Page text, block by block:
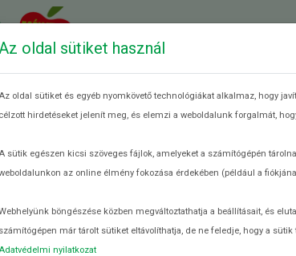
A háztartási
komposztálással
környezeti
oldal sütiket használ
oldal sütiket és egyéb nyomkövető technológiákat alkalmaz, hogy
célzott hirdetéseket jelenít meg, és elemzi a weboldalunk forgalmát,
sütik egészen kicsi szöveges fájlok, amelyeket a számítógépén
az online élmény fokozása érdekében (például a
böngészése közben megváltoztathatja a beállításait, és
számítógépen már tárolt sütiket eltávolíthatja, de ne feledje, hogy a
nyilatkozat